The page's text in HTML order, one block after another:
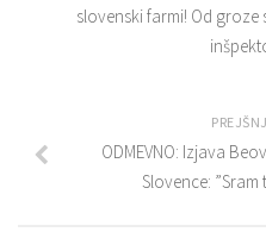
slovenski farmi! Od groze
ODMEVNO: Izjava
Slovence: